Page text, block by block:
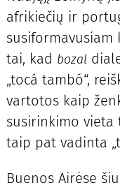
afrikiečių ir
tai, kad bozal
„tocá tambó“,
vartotos kaip
susirinkimo vieta
taip pat vadinta
Buenos Airėse